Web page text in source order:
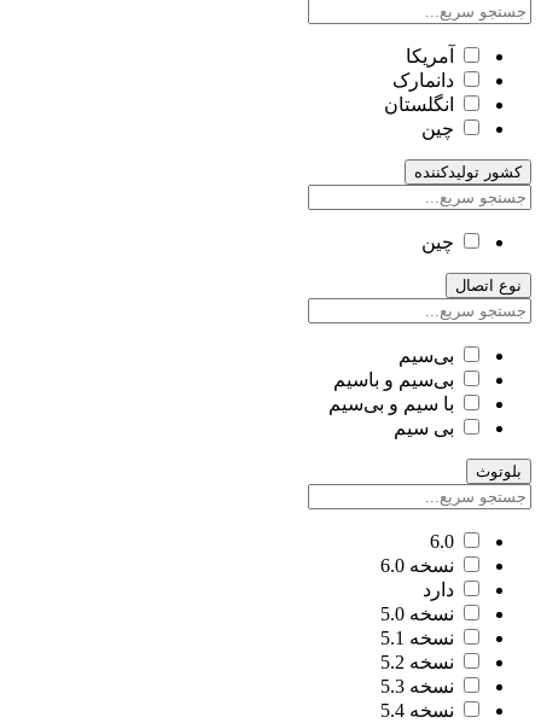
آمریکا
دانمارک
انگلستان
چین
کشور تولیدکننده
چین
نوع اتصال
بی‌سیم
بی‌سیم و باسیم
با سیم و بی‌سیم
بی سیم
بلوتوث
6.0
نسخه 6.0
دارد
نسخه 5.0
نسخه 5.1
نسخه 5.2
نسخه 5.3
نسخه 5.4